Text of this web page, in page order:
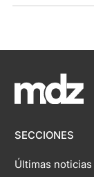
SECCIONES
Últimas noticias